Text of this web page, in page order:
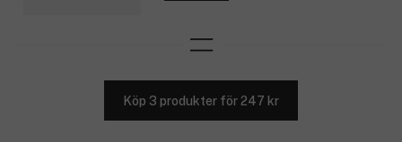
Köp 3 produkter för 247 kr